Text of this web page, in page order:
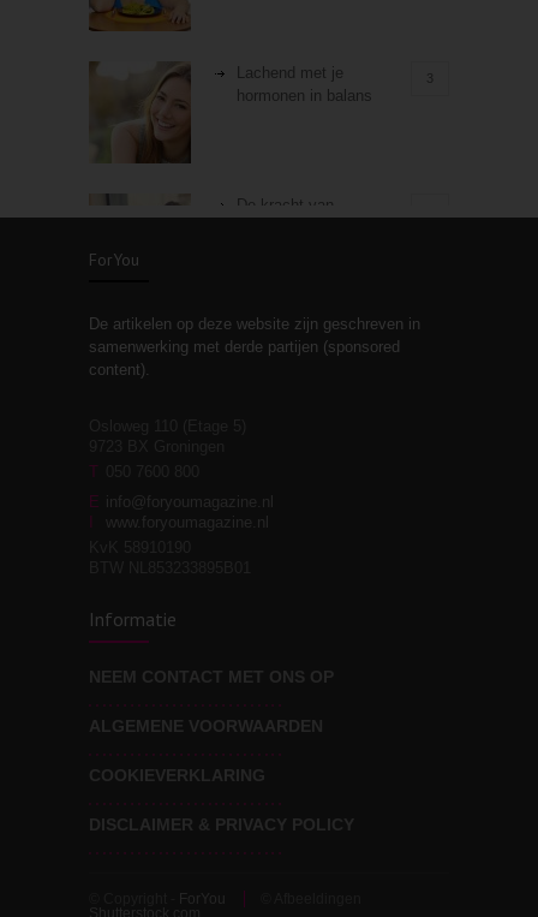
Lachend met je
hormonen in balans
3
De kracht van
Stiefouderschap en
relaties
moeite!
Wat voor leider wil jij
zijn?
ForYou
De artikelen op deze website zijn geschreven in
samenwerking met derde partijen (sponsored
content).
T
E info@foryoumagazine.nl
www.foryoumagazine.nl
Informatie
NEEM CONTACT MET ONS OP
ALGEMENE VOORWAARDEN
COOKIEVERKLARING
DISCLAIMER & PRIVACY POLICY
ForYou
Shutterstock.com